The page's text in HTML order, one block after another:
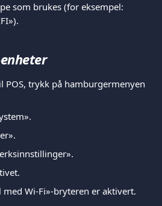
som brukes (for eksempel:
POS, trykk på hamburgermenyen
Wi-Fi»-bryteren er aktivert.